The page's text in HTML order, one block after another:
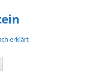
erklärt